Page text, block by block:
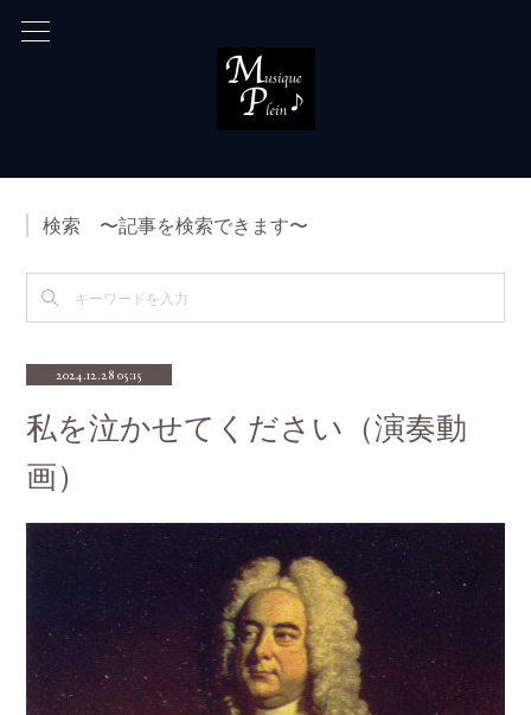
検索 〜記事を検索できます〜
2024.12.28 05:15
私を泣かせてください（演奏動
画）